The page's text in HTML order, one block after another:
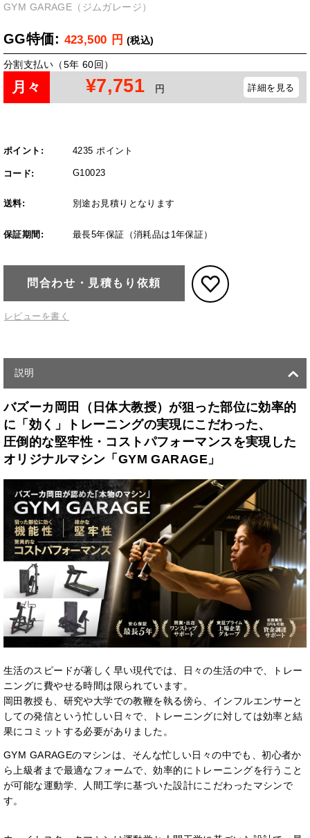
GYM GARAGE（ジムガレージ）
GG特価: 423,500 円 (税込)
分割支払い（5年 60回）
月々 ¥7,751 円 詳細を見る
ポイント: 4235 ポイント
コード: G10023
送料: 別途お見積りとなります
保証期間: 最長5年保証（消耗品は1年保証）
問合わせ・見積もり依頼
レビューを書く
説明
バズーカ岡田（日体大教授）が狙った部位に効率的
に「効く」トレーニングの実現にこだわった、
圧倒的な堅牢性・コストパフォーマンスを実現した
オリジナルマシン「GYM GARAGE」
生活のスピードが著しく早い現代では、日々の生活の中で、トレー
ニングに費やせる時間は限られています。
岡田教授も、研究や大学での教鞭を執る傍ら、インフルエンサーと
しての発信という忙しい日々で、トレーニングに対しては効率と結
果にコミットする必要がありました。
GYM GARAGEのマシンは、そんな忙しい日々の中でも、初心者か
ら上級者まで最適なフォームで、効率的にトレーニングを行うこと
が可能な運動学、人間工学に基づいた設計にこだわったマシンで
す。